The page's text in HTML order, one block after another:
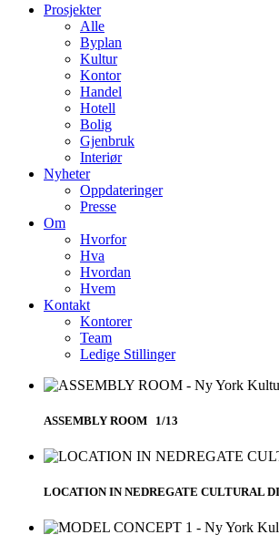
Prosjekter
Alle
Byplan
Kultur
Kontor
Handel
Hotell
Bolig
Gjenbruk
Interiør
Nyheter
Oppdateringer
Presse
Om
Hvorfor
Hva
Hvordan
Hvem
Kontakt
Kontorer
Team
Ledige Stillinger
ASSEMBLY ROOM 1/13
LOCATION IN NEDREGATE CULTURAL